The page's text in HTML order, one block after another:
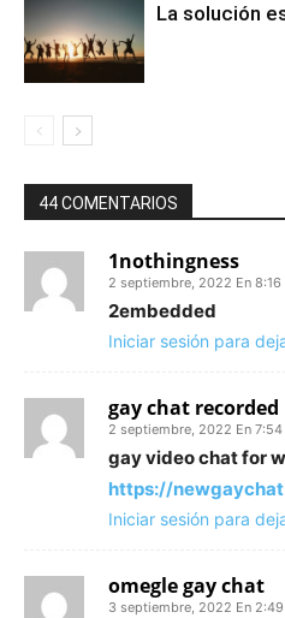
La solución
44 COMENTARIOS
1nothingness
2 septiembre, 2022 En 8:16
2embedded
Iniciar sesión para
gay chat recorded
2 septiembre, 2022 En 7:54
gay video chat for
https://
Iniciar sesión para
omegle gay chat
3 septiembre, 2022 En 2:49